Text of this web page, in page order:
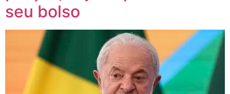
seu bolso